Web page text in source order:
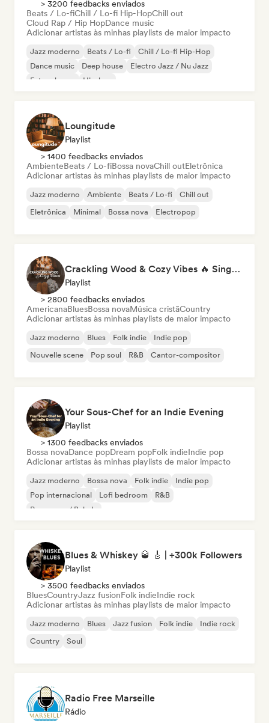
> 3200 feedbacks enviados
Beats / Lo-fiChill / Lo-fi Hip-HopChill out
Cloud Rap / Hip HopDance music
Adicionar artistas às minhas playlists de maior impacto
Jazz moderno Beats / Lo-fi
Chill / Lo-fi Hip-Hop
Dance music
Deep house
Electro Jazz / Nu Jazz
Future house
Hip-hop
Loungitude
Playlist
> 1400 feedbacks enviados
AmbienteBeats / Lo-fiBossa novaChill outEletrônica
Adicionar artistas às minhas playlists de maior impacto
Jazz moderno Ambiente Beats / Lo-fi
Chill out
Eletrônica
Minimal Bossa nova Electropop
Crackling Wood & Cozy Vibes 🔥 Singer-Songwriter, Dream Pop & Bedroom Pop
Playlist
> 2800 feedbacks enviados
AmericanaBluesBossa novaMúsica cristãCountry
Adicionar artistas às minhas playlists de maior impacto
Jazz moderno Blues Folk indie
Indie pop
Nouvelle scene
Pop soul R&B Cantor-compositor
Your Sous-Chef for an Indie Evening
Playlist
> 1300 feedbacks enviados
Bossa novaDance popDream popFolk indieIndie pop
Adicionar artistas às minhas playlists de maior impacto
Jazz moderno Bossa nova Folk indie
Indie pop
Pop internacional
Lofi bedroom
R&B
Pop suave / Balada
Blues & Whiskey 🥃 🎸 | +300k Followers
Playlist
> 3500 feedbacks enviados
BluesCountryJazz fusionFolk indieIndie rock
Adicionar artistas às minhas playlists de maior impacto
Jazz moderno Blues Jazz fusion Folk indie
Indie rock
Country
Soul
Radio Free Marseille
Rádio